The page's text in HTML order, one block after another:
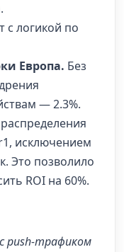
с логикой по
Европа. Без
— 2.3%.
исключением
Это позволило
ROI на 60%.
push-трафиком